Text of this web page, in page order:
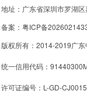
地址：广东省深圳市罗湖
备案：粤ICP备
版权所有：2014-2019广
统一信用代码：
许可证编号：L-GD-